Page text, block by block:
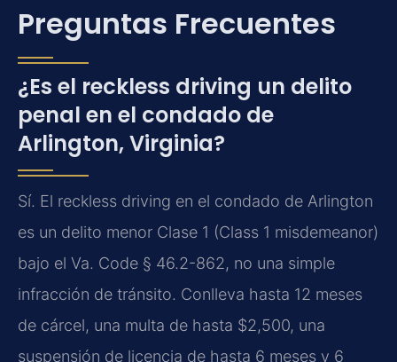
Preguntas Frecuentes
¿Es el reckless driving un delito
penal en el condado de
Arlington, Virginia?
Sí. El reckless driving en el condado de Arlington
es un delito menor Clase 1 (Class 1 misdemeanor)
bajo el Va. Code § 46.2-862, no una simple
infracción de tránsito. Conlleva hasta 12 meses
de cárcel, una multa de hasta $2,500, una
suspensión de licencia de hasta 6 meses y 6